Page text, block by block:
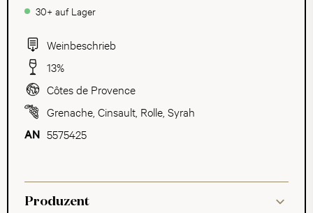
Weinbeschrieb
13%
Côtes de Provence
Grenache Cinsault Rolle Syrah
5575425
30+ auf Lager
Produzent